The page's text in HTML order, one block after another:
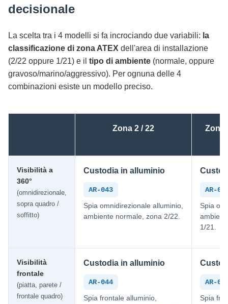
decisionale
La scelta tra i 4 modelli si fa incrociando due variabili: la
classificazione di zona ATEX dell'area di installazione
(2/22 oppure 1/21) e il tipo di ambiente (normale, oppure
gravoso/marino/aggressivo). Per ognuna delle 4
combinazioni esiste un modello preciso.
Zona 2 / 22 Zona
Visibilità a
360°
(omnidirezionale,
sopra quadro /
soffitto)
Custodia in alluminio
AR-043
Spia omnidirezionale alluminio,
ambiente normale, zona 2/22.
AR-
Spia
1/21.
Visibilità
frontale
(piatta, parete /
frontale quadro)
Custodia in alluminio
AR-044
Spia frontale alluminio,
AR-
Spia